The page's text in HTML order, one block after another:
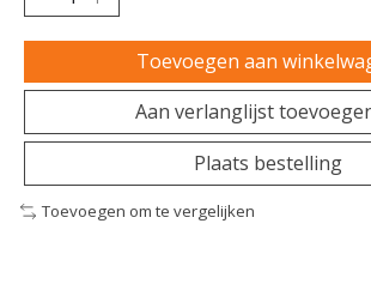
Toevoegen aan
Aan verlanglijst
Plaats bestelling
Toevoegen om te vergelijken